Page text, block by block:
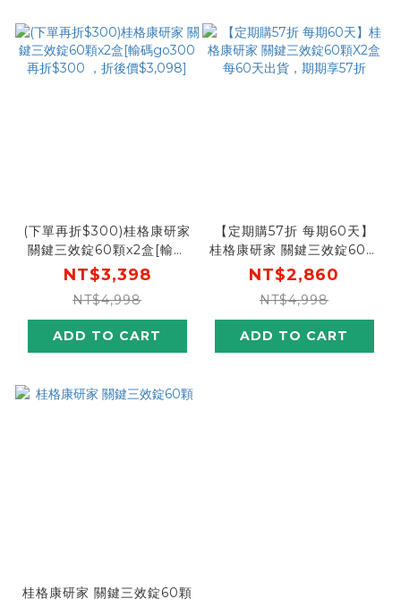
(下單再折$300)桂格康研家
關鍵三效錠60顆x2盒[輸碼
go300再折$300 ，折後價
$3,098]
NT$3,398
NT$4,998
ADD TO CART
【定期購57折 每期60天】
桂格康研家 關鍵三效錠60顆
X2盒 每60天出貨，期期享
57折
NT$2,860
NT$4,998
ADD TO CART
桂格康研家 關鍵三效錠60顆